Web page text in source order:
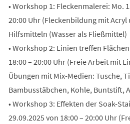
• Workshop 1: Fleckenmalerei: Mo.
20:00 Uhr (Fleckenbildung mit
Hilfsmitteln (Wasser als Fließmittel)
• Workshop 2: Linien treffen
18:00 – 20:00 Uhr (Freie Arbeit mit
Übungen mit Mix-Medien: Tusche,
Bambusstäbchen, Kohle, Buntstift,
• Workshop 3: Effekten der Soak-
29.09.2025 von 18:00 – 20:00 Uhr